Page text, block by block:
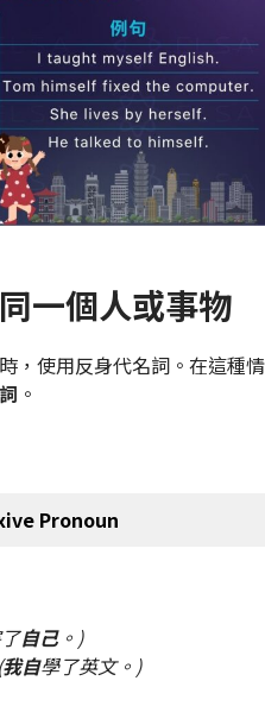
一個人或事物
時，使用反身代名詞。在這種情
。
Pronoun
自己。)
(我自學了英文。)